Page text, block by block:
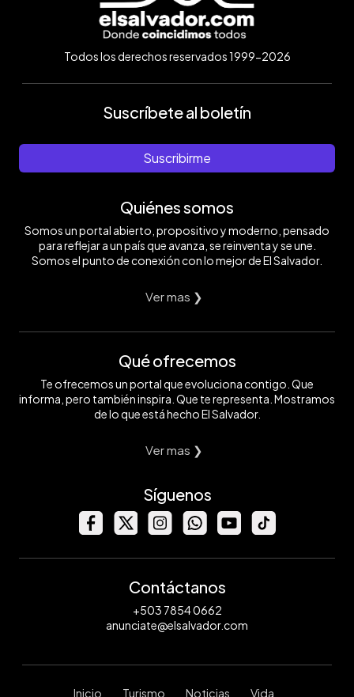
Todos los derechos reservados 1999-2026
Suscríbete al boletín
Suscribirme
Quiénes somos
Somos un portal abierto, propositivo y moderno, pensado
para reflejar a un país que avanza, se reinventa y se une.
Somos el punto de conexión con lo mejor de El Salvador.
Ver mas ❯
Qué ofrecemos
Te ofrecemos un portal que evoluciona contigo. Que
informa, pero también inspira. Que te representa. Mostramos
de lo que está hecho El Salvador.
Ver mas ❯
Síguenos
Contáctanos
+503 7854 0662
anunciate@elsalvador.com
Inicio Turismo Noticias Vida